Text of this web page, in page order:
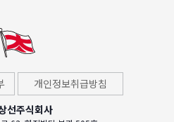
개인정보취급방침
선주식회사